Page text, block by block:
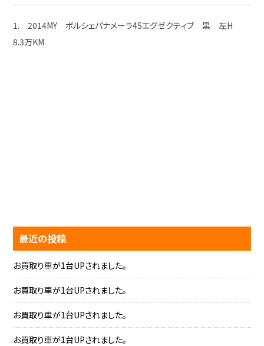
1. 2014MY ポルシェパナメーラ4Sエグゼクティブ 黒 左H
8.3万KM
最近の投稿
お買取り車が1台UPされました。
お買取り車が1台UPされました。
お買取り車が1台UPされました。
お買取り車が1台UPされました。